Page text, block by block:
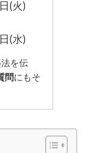
(火)
(水)
を伝
問にもそ